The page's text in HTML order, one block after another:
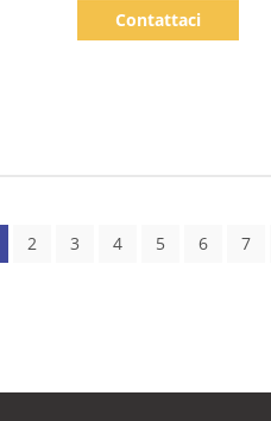
Contattaci
2 3 4 5 6 7